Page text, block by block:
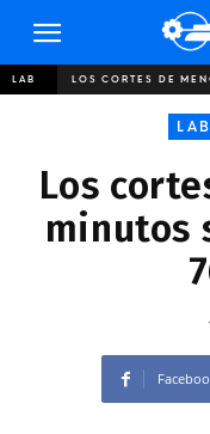
Publiespaña
LAB LOS CORTES DE
LAB
Los
minutos